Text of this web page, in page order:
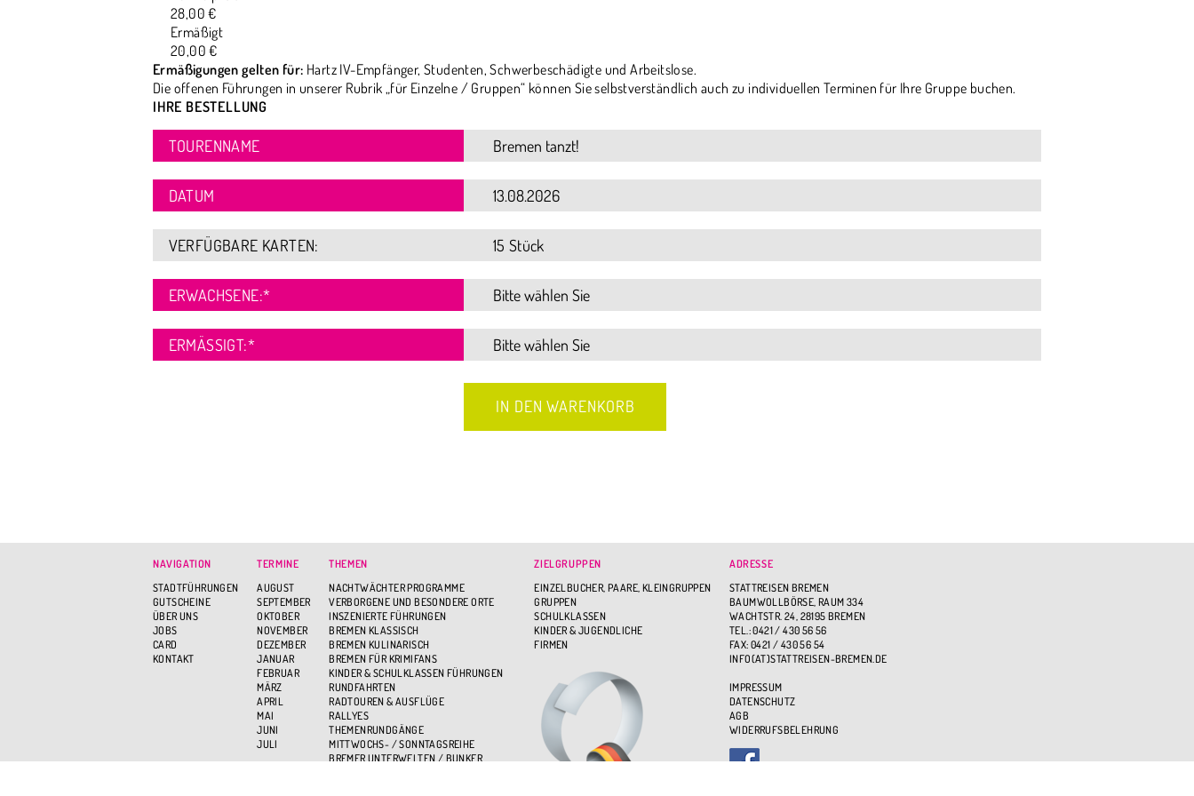
28,00 €
Ermäßigt
20,00 €
Ermäßigungen gelten für: Hartz IV-Empfänger, Studenten, Schwerbeschädigte und Arbeitslose.
Die offenen Führungen in unserer Rubrik „für Einzelne / Gruppen“ können Sie selbstverständlich auch zu individuellen Terminen für Ihre Gruppe buchen.
IHRE BESTELLUNG
TOURENNAME
DATUM
VERFÜGBARE KARTEN: 15 Stück
ERWACHSENE:*
ERMÄSSIGT: *
NAVIGATION
STADTFÜHRUNGEN
GUTSCHEINE
ÜBER UNS
JOBS
CARD
KONTAKT
TERMINE
AUGUST
SEPTEMBER
OKTOBER
NOVEMBER
DEZEMBER
JANUAR
FEBRUAR
MÄRZ
APRIL
MAI
JUNI
JULI
THEMEN
NACHTWÄCHTER PROGRAMME
VERBORGENE UND BESONDERE ORTE
INSZENIERTE FÜHRUNGEN
BREMEN KLASSISCH
BREMEN KULINARISCH
BREMEN FÜR KRIMIFANS
KINDER & SCHULKLASSEN FÜHRUNGEN
RUNDFAHRTEN
RADTOUREN & AUSFLÜGE
RALLYES
THEMENRUNDGÄNGE
MITTWOCHS- / SONNTAGSREIHE
BREMER UNTERWELTEN / BUNKER
ZIELGRUPPEN
EINZELBUCHER, PAARE, KLEINGRUPPEN
GRUPPEN
SCHULKLASSEN
KINDER & JUGENDLICHE
FIRMEN
ADRESSE
STATTREISEN BREMEN
BAUMWOLLBÖRSE, RAUM 334
WACHTSTR. 24, 28195 BREMEN
TEL.: 0421 / 430 56 56
FAX: 0421 / 430 56 54
INFO(AT)STATTREISEN-BREMEN.DE
IMPRESSUM
DATENSCHUTZ
AGB
WIDERRUFSBELEHRUNG